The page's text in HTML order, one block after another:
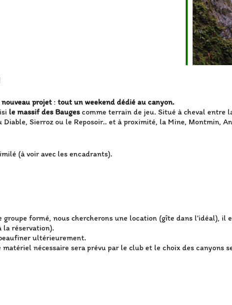
nouveau projet: tout un weekend dédié au canyon.
le massif des Baugescomme terrain de jeu. Situé à cheval entre
Sierroz ou le Reposoir.. et à proximité, la Mine, Montmin,
(à voir avec les encadrants).
groupe formé, nous chercherons une location (gîte dans l’idéal),
réservation).
ultérieurement.
nécessaire sera prévu par le club et le choix des canyons